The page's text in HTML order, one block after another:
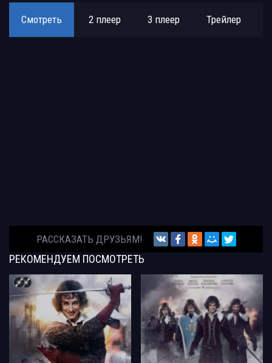
Смотреть 2 плеер 3 плеер Трейлер
РАССКАЗАТЬ ДРУЗЬЯМ!
РЕКОМЕНДУЕМ ПОСМОТРЕТЬ